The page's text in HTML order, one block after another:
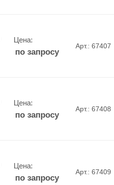
Цена:
по запросу
Арт.: 67407
Цена:
по запросу
Арт.: 67408
Цена:
по запросу
Арт.: 67409